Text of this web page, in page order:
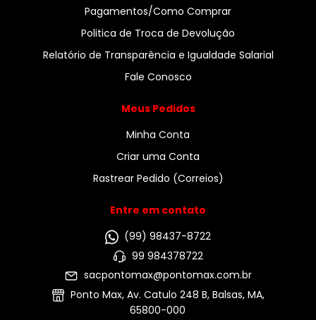
Pagamentos/Como Comprar
Politica de Troca de Devolução
Relatório de Transparência e Igualdade Salarial
Fale Conosco
Meus Pedidos
Minha Conta
Criar uma Conta
Rastrear Pedido (Correios)
Entre em contato
(99) 98437-8722
99 984378722
sacpontomax@pontomax.com.br
Ponto Max, Av. Catulo 248 B, Balsas, MA,
65800-000